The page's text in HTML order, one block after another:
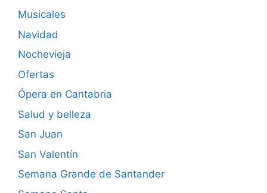
Musicales
Navidad
Nochevieja
Ofertas
Ópera en Cantabria
Salud y belleza
San Juan
San Valentín
Semana Grande de Santander